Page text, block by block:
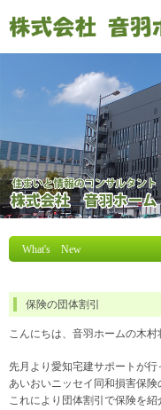
What's New
保険の団体割引
こんにちは、音羽ホームの木村
先月より愛知宅建サポートが行
あいおいニッセイ同和損害保険
これにより団体割引で保険を